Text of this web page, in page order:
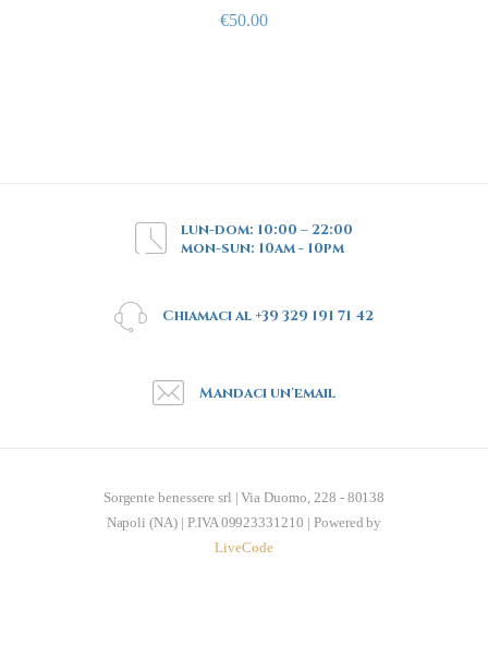
€50.00
lun-dom: 10:00 – 22:00
mon-sun: 10am - 10pm
Chiamaci al +39 329 191 71 42
Mandaci un'email
Sorgente benessere srl | Via Duomo, 228 - 80138
Napoli (NA) | P.IVA 09923331210 | Powered by
LiveCode